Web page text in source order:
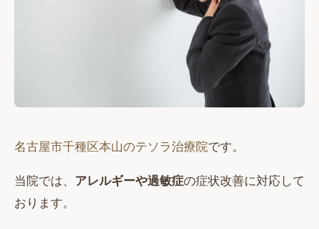
名古屋市千種区本山のテソラ治療院です。
当院では、 アレルギーや過敏症の症状改善に対応して
おります。